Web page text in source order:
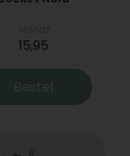
15,95
Bestel